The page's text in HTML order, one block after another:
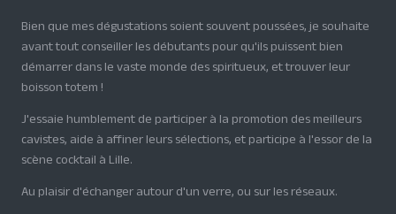
Bien que mes dégustations soient souvent poussées, je souhaite
avant tout conseiller les débutants pour qu'ils puissent bien
démarrer dans le vaste monde des spiritueux, et trouver leur
boisson totem !
J'essaie humblement de participer à la promotion des meilleurs
cavistes, aide à affiner leurs sélections, et participe à l'essor de la
scène cocktail à Lille.
Au plaisir d'échanger autour d'un verre, ou sur les réseaux.